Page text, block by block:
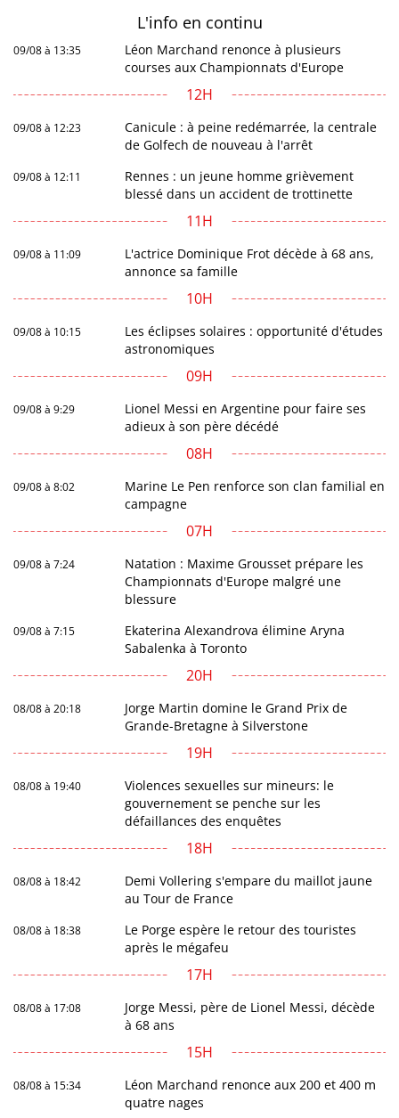
L'info en continu
09/08 à 13:35
Léon Marchand renonce à plusieurs
courses aux Championnats d'Europe
12H
09/08 à 12:23
Canicule : à peine redémarrée, la centrale
de Golfech de nouveau à l'arrêt
09/08 à 12:11
Rennes : un jeune homme grièvement
blessé dans un accident de trottinette
11H
09/08 à 11:09
L'actrice Dominique Frot décède à 68 ans,
annonce sa famille
10H
09/08 à 10:15
Les éclipses solaires : opportunité d'études
astronomiques
09H
09/08 à 9:29
Lionel Messi en Argentine pour faire ses
adieux à son père décédé
08H
09/08 à 8:02
Marine Le Pen renforce son clan familial en
campagne
07H
09/08 à 7:24
Natation : Maxime Grousset prépare les
Championnats d'Europe malgré une
blessure
09/08 à 7:15
Ekaterina Alexandrova élimine Aryna
Sabalenka à Toronto
20H
08/08 à 20:18
Jorge Martin domine le Grand Prix de
Grande-Bretagne à Silverstone
19H
08/08 à 19:40
Violences sexuelles sur mineurs: le
gouvernement se penche sur les
défaillances des enquêtes
18H
08/08 à 18:42
Demi Vollering s'empare du maillot jaune
au Tour de France
08/08 à 18:38
Le Porge espère le retour des touristes
après le mégafeu
17H
08/08 à 17:08
Jorge Messi, père de Lionel Messi, décède
à 68 ans
15H
08/08 à 15:34
Léon Marchand renonce aux 200 et 400 m
quatre nages